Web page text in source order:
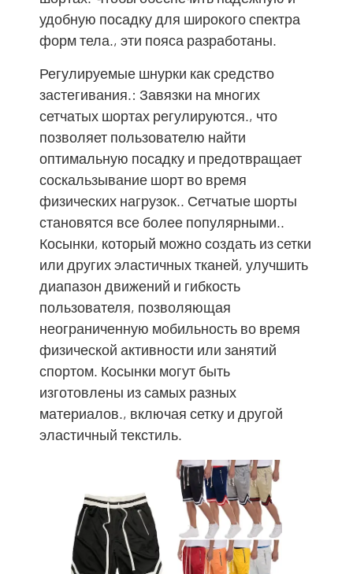
удобную посадку для широкого спектра
форм тела., эти пояса разработаны.
Регулируемые шнурки как средство
застегивания.: Завязки на многих
сетчатых шортах регулируются., что
позволяет пользователю найти
оптимальную посадку и предотвращает
соскальзывание шорт во время
физических нагрузок.. Сетчатые шорты
становятся все более популярными..
Косынки, который можно создать из сетки
или других эластичных тканей, улучшить
диапазон движений и гибкость
пользователя, позволяющая
неограниченную мобильность во время
физической активности или занятий
спортом. Косынки могут быть
изготовлены из самых разных
материалов., включая сетку и другой
эластичный текстиль.